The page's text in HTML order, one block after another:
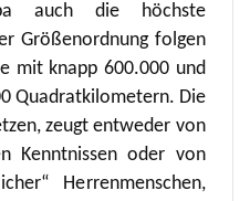
auch die höchste
Größenordnung folgen
mit knapp 600.000 und
Quadratkilometern. Die
zeugt entweder von
Kenntnissen oder von
Herrenmenschen,